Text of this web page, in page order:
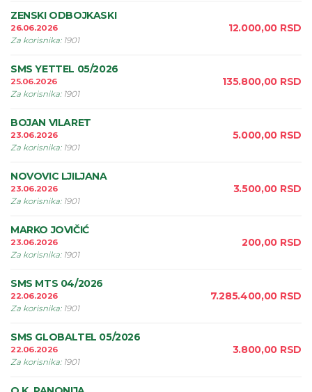
ZENSKI ODBOJKASKI
26.06.2026
Za korisnika: 1901
12.000,00 RSD
SMS YETTEL 05/2026
25.06.2026
Za korisnika: 1901
135.800,00 RSD
BOJAN VILARET
23.06.2026
Za korisnika: 1901
5.000,00 RSD
NOVOVIC LJILJANA
23.06.2026
Za korisnika: 1901
3.500,00 RSD
MARKO JOVIČIĆ
23.06.2026
Za korisnika: 1901
200,00 RSD
SMS MTS 04/2026
22.06.2026
Za korisnika: 1901
7.285.400,00 RSD
SMS GLOBALTEL 05/2026
22.06.2026
Za korisnika: 1901
3.800,00 RSD